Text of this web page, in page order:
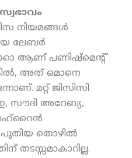
നിയമങ്ങള്‍
ലേബര്‍
ആണ് പണിഷ്‌മെന്റ്
അത് ഒമാനെ
മറ്റ് ജിസിസി
സൗദി അറേബ്യ,
പുതിയ തൊഴില്‍
തടസ്സമാകാറില്ല.